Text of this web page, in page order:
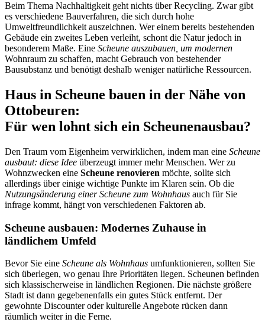
Beim Thema Nachhaltigkeit geht nichts über Recycling. Zwar gibt
es verschiedene Bauverfahren, die sich durch hohe
Umweltfreundlichkeit auszeichnen. Wer einem bereits bestehenden
Gebäude ein zweites Leben verleiht, schont die Natur jedoch in
besonderem Maße. Eine Scheune auszubauen, um modernen
Wohnraum zu schaffen, macht Gebrauch von bestehender
Bausubstanz und benötigt deshalb weniger natürliche Ressourcen.
Haus in Scheune bauen in der Nähe von
Ottobeuren:
Für wen lohnt sich ein Scheunenausbau?
Den Traum vom Eigenheim verwirklichen, indem man eine Scheune
ausbaut: diese Idee überzeugt immer mehr Menschen. Wer zu
Wohnzwecken eine Scheune renovieren möchte, sollte sich
allerdings über einige wichtige Punkte im Klaren sein. Ob die
Nutzungsänderung einer Scheune zum Wohnhaus auch für Sie
infrage kommt, hängt von verschiedenen Faktoren ab.
Scheune ausbauen: Modernes Zuhause in
ländlichem Umfeld
Bevor Sie eine Scheune als Wohnhaus umfunktionieren, sollten Sie
sich überlegen, wo genau Ihre Prioritäten liegen. Scheunen befinden
sich klassischerweise in ländlichen Regionen. Die nächste größere
Stadt ist dann gegebenenfalls ein gutes Stück entfernt. Der
gewohnte Discounter oder kulturelle Angebote rücken dann
räumlich weiter in die Ferne.